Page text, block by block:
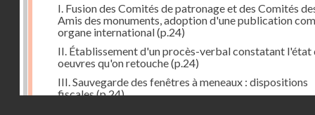
I. Fusion des Comités de patronage et des Comités
Amis des monuments, adoption d'une publication
organe international(p.24)
II. Établissement d'un procès-verbal constatant l'état
oeuvres qu'on retouche(p.24)
III. Sauvegarde des fenêtres à meneaux : dispositions
fiscales(p.24)